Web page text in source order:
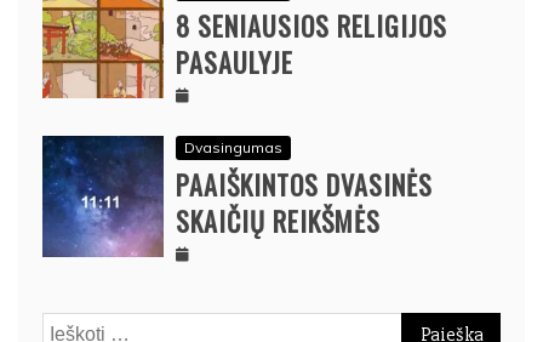
8 SENIAUSIOS RELIGIJOS
PASAULYJE
Dvasingumas
PAAIŠKINTOS DVASINĖS
SKAIČIŲ REIKŠMĖS
Ieškoti: